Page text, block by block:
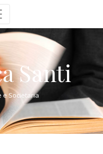
Santi
e Societaria